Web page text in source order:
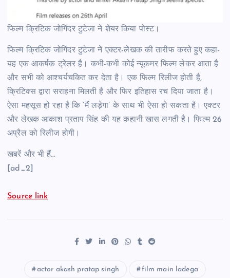
फिल्म क्रिटिक जोगिंदर टुटेजा ने शेयर किया पोस्ट।
फिल्म क्रिटिक जोगिंदर टुटेजा ने एक्टर-लेखक की तारीफ करते हुए कहा-
यह एक आकर्षक ट्रेलर है। कभी-कभी कोई न्यूकमर फिल्म लेकर आता है
और सभी को आश्चर्यचकित कर देता है। एक फिल्म रिलीज होती है,
क्रिटिक्स द्वारा सराहना मिलती है और फिर इतिहास रच दिया जाता है।
ऐसा महसूस हो रहा है कि ‘मैं लड़ेगा’ के साथ भी ऐसा हो सकता है। एक्टर
और लेखक आकाश प्रताप सिंह की यह कहानी खास लगती है। फिल्म 26
अप्रैल को रिलीज होगी।
खबरें और भी हैं…
[ad_2]
Source link
actor akash pratap singh film main ladega